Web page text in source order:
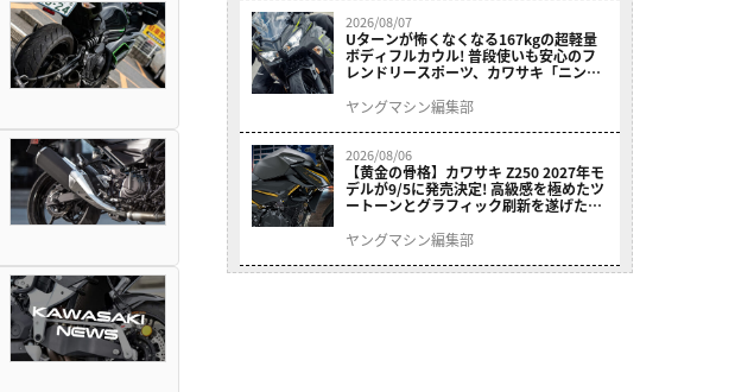
2026/08/07
Uターンが怖くなくなる167kgの超軽量
ボディフルカウル! 普段使いも安心のフ
レンドリースポーツ、カワサキ「ニンジ
9/5発売
ヤングマシン編集部
2026/08/06
【黄金の骨格】カワサキ Z250 2027年モ
デルが9/5に発売決定! 高級感を極めたツ
ートーンとグラフィック刷新を遂げた本
ヤングマシン編集部